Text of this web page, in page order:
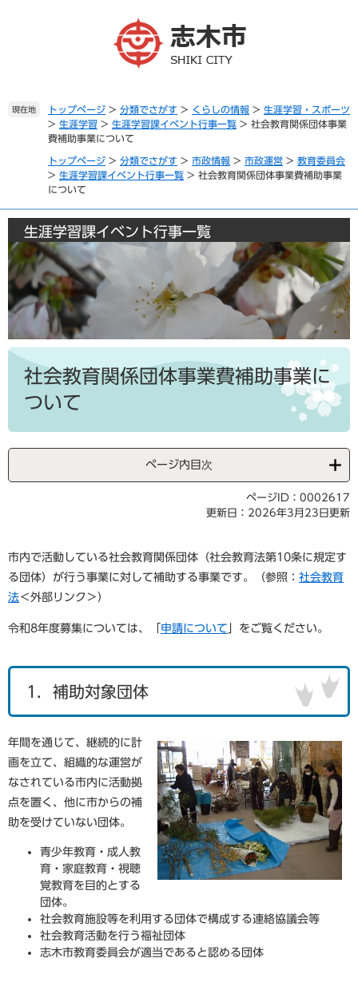
現在地 トップページ > 分類でさがす > くらしの情報 > 生涯学習・スポーツ
> 生涯学習 > 生涯学習課イベント行事一覧 > 社会教育関係団体事業
費補助事業について
トップページ > 分類でさがす > 市政情報 > 市政運営 > 教育委員会
> 生涯学習課イベント行事一覧 > 社会教育関係団体事業費補助事業
について
生涯学習課イベント行事一覧
本
社会教育関係団体事業費補助事業に
ついて
ページ内目次
ページID：0002617
更新日：2026年3月23日更新
市内で活動している社会教育関係団体（社会教育法第10条に規定す
る団体）が行う事業に対して補助する事業です。（参照： 社会教育
法＜外部リンク＞ ）
令和8年度募集については、「 申請について 」をご覧ください。
1．補助対象団体
年間を通じて、継続的に計
画を立て、組織的な運営が
なされている市内に活動拠
点を置く、他に市からの補
助を受けていない団体。
青少年教育・成人教
育・家庭教育・視聴
覚教育を目的とする
団体。
社会教育施設等を利用する団体で構成する連絡協議会等
社会教育活動を行う福祉団体
志木市教育委員会が適当であると認める団体